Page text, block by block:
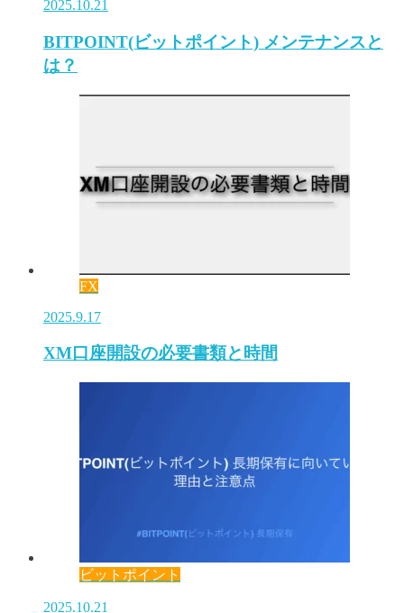
2025.10.21
BITPOINT(ビットポイント) メンテナンスと
は？
FX
2025.9.17
XM口座開設の必要書類と時間
ビットポイント
2025.10.21